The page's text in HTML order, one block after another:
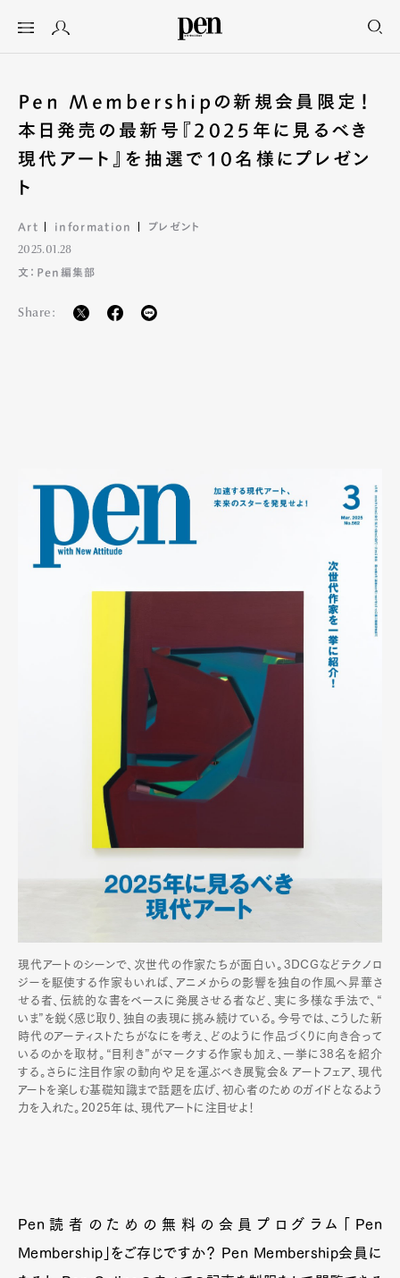
Pen Membershipの新規会員限定！
本日発売の最新号『2025年に見るべき
現代アート』を抽選で10名様にプレゼン
ト
Art information プレゼント
2025.01.28
文：Pen編集部
Share:
現代アートのシーンで、次世代の作家たちが面白い。3DCGなどテクノロ
ジーを駆使する作家もいれば、アニメからの影響を独自の作風へ昇華さ
せる者、伝統的な書をベースに発展させる者など、実に多様な手法で、“
いま”を鋭く感じ取り、独自の表現に挑み続けている。今号では、こうした新
時代のアーティストたちがなにを考え、どのように作品づくりに向き合って
いるのかを取材。“目利き”がマークする作家も加え、一挙に38名を紹介
する。さらに注目作家の動向や足を運ぶべき展覧会& アートフェア、現代
アートを楽しむ基礎知識まで話題を広げ、初心者のためのガイドとなるよう
力を入れた。2025年は、現代アートに注目せよ！
Pen読者のための無料の会員プログラム「Pen
Membership」をご存じですか？ Pen Membership会員に